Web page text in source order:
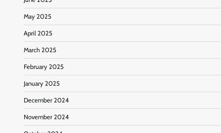
May 2025
April 2025
March 2025
February 2025
January 2025
December 2024
November 2024